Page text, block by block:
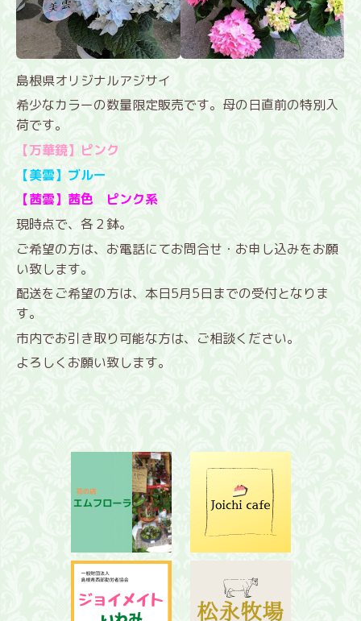
島根県オリジナルアジサイ
希少なカラーの数量限定販売です。母の日直前の特別入
荷です。
【万華鏡】ピンク
【美雲】ブルー
【茜雲】茜色 ピンク系
現時点で、各２鉢。
ご希望の方は、お電話にてお問合せ・お申し込みをお願
い致します。
配送をご希望の方は、本日5月5日までの受付となりま
す。
市内でお引き取り可能な方は、ご相談ください。
よろしくお願い致します。